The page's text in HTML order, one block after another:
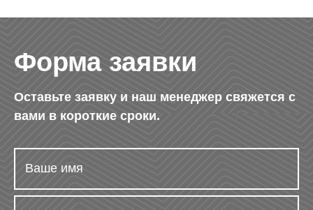
Форма заявки
Оставьте заявку и наш менеджер свяжется с
вами в короткие сроки.